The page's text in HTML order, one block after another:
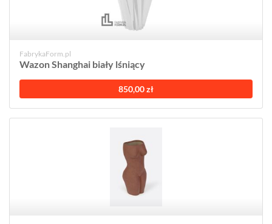
FabrykaForm.pl
Wazon Shanghai biały lśniący
850,00 zł